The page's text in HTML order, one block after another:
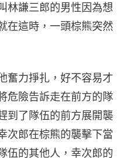
林謙三郎的男性因為想
在這時，一頭棕熊突然
奮力掙扎，好不容易才
危險告訴走在前方的隊
到了隊伍的前方展開襲
次郎在棕熊的襲擊下當
伍的其他人，幸次郎的